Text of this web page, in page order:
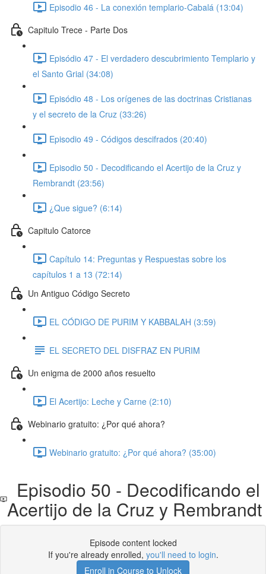
Episodio 46 - La conexión templario-Cabalá (13:04)
Capitulo Trece - Parte Dos
Episódio 47 - El verdadero descubrimiento Templario y
el Santo Grial (34:08)
Episódio 48 - Los orígenes de las doctrinas Cristianas
y el secreto de la Cruz (33:26)
Episodio 49 - Códigos descifrados (20:40)
Episodio 50 - Decodificando el Acertijo de la Cruz y
Rembrandt (23:56)
¿Que sigue? (6:14)
Capitulo Catorce
Capítulo 14: Preguntas y Respuestas sobre los
capítulos 1 a 13 (72:14)
Un Antiguo Código Secreto
EL CÓDIGO DE PURIM Y KABBALAH (3:59)
EL SECRETO DEL DISFRAZ EN PURIM
Un enigma de 2000 años resuelto
El Acertijo: Leche y Carne (2:10)
Webinario gratuito: ¿Por qué ahora?
Webinario gratuito: ¿Por qué ahora? (35:00)
Episodio 50 - Decodificando el
Acertijo de la Cruz y Rembrandt
Episode content locked
If you're already enrolled, you'll need to login.
Enroll in Course to Unlock